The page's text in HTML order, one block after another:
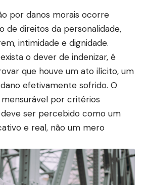
por danos morais ocorre
de direitos da personalidade,
intimidade e dignidade.
o dever de indenizar, é
que houve um ato ilícito, um
efetivamente sofrido. O
por critérios
ser percebido como um
e real, não um mero